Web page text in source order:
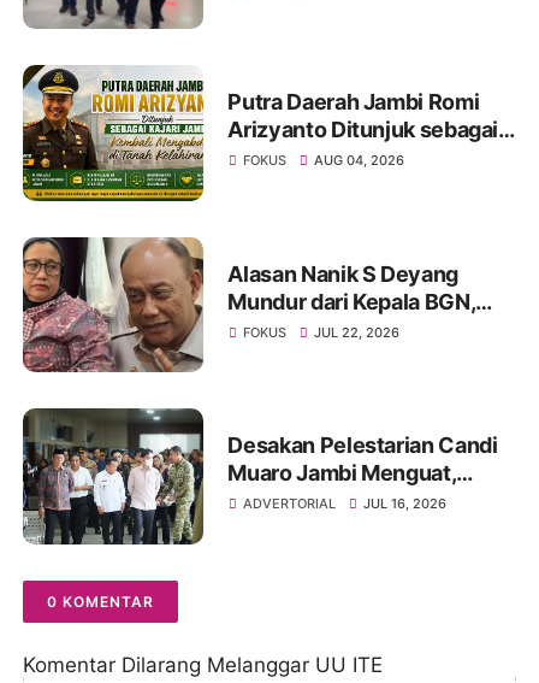
Putra Daerah Jambi Romi
Arizyanto Ditunjuk sebagai
Kajari Jambi, Kembali
FOKUS AUG 04, 2026
Alasan Nanik S Deyang
Mundur dari Kepala BGN,
Sampai Ucap Beribu Maaf ke
FOKUS JUL 22, 2026
Desakan Pelestarian Candi
Muaro Jambi Menguat,
Wapres Gibran Rakabuming
ADVERTORIAL JUL 16, 2026
0 KOMENTAR
Komentar Dilarang Melanggar UU ITE